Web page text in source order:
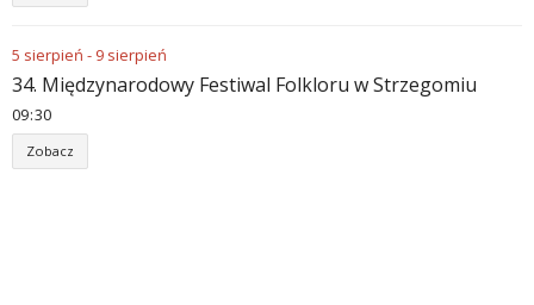
5 sierpień - 9 sierpień
34. Międzynarodowy Festiwal Folkloru w Strzegomiu
09 30
Zobacz